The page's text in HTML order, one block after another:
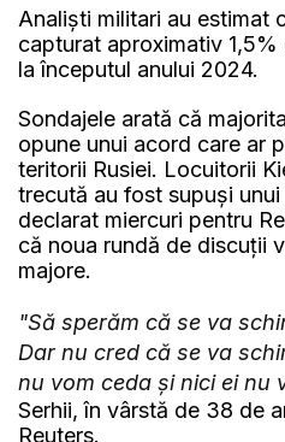
Analişti militari au estimat
capturat aproximativ
la începutul anului 2024.
Sondajele arată că
opune unui acord care ar
teritorii Rusiei. Locuitorii
trecută au fost supuşi
declarat miercuri pentru
că noua rundă de discuţii
majore.
"Să sperăm că se va
Dar nu cred că se va
nu vom ceda şi nici ei nu
Serhii, în vârstă de 38 de
Reuters.